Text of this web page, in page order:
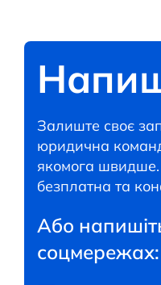
Залиште своє
юридична
якомога
безплатна та
Або
соцмережах: